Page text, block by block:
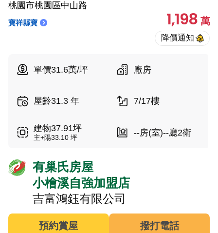
桃園市桃園區中山路
寶祥縣寶 1,198萬
單價31.6萬/坪 廠房
屋齡31.3 年 7/17樓
建物37.91坪
主+陽33.10 坪 --房(室)--廳2衛
有巢氏房屋
小檜溪自強加盟店
吉富鴻鈺有限公司
預約賞屋 撥打電話